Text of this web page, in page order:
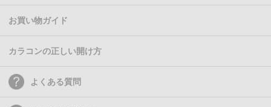
お買い物ガイド
カラコンの正しい開け方
よくある質問